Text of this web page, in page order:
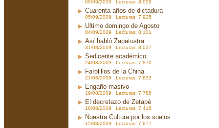
09/09/2009 Lecturas: 8.009
Cuarenta años de dictadura
05/09/2009 Lecturas: 7.925
Ultimo domingo de Agosto
04/09/2009 Lecturas: 8.101
Así habló Zapatustra
31/08/2009 Lecturas: 8.037
Sedicente académico
24/08/2009 Lecturas: 7.870
Farolillos de la China
21/08/2009 Lecturas: 7.832
Engaño masivo
19/08/2009 Lecturas: 7.788
El decretazo de Zetapé
18/08/2009 Lecturas: 7.416
Nuestra Cultura por los suelos
15/08/2009 Lecturas: 7.877